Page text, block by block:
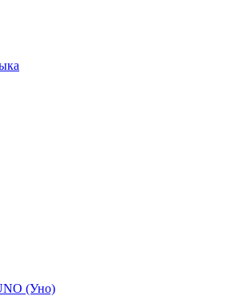
(Уно)